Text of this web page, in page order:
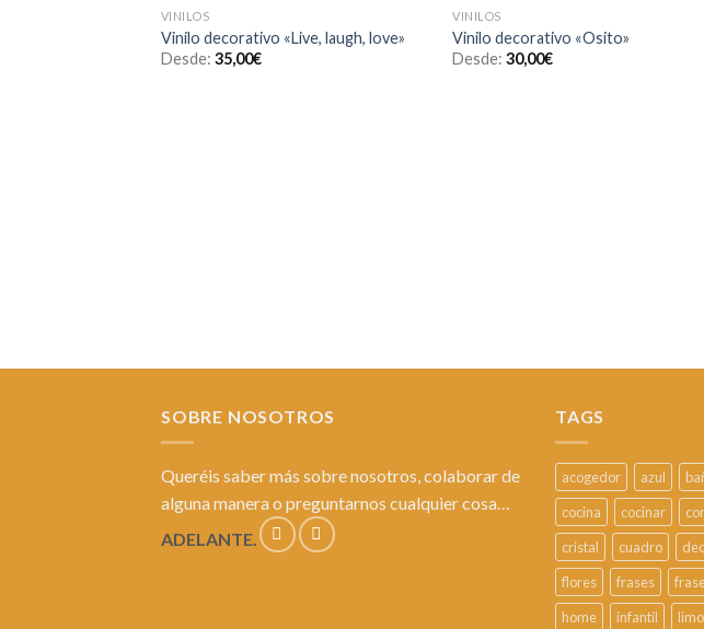
a la
VINILOS
Vinilo decorativo «Live, laugh, love»
Desde: 35,00€
VINILOS
Vinilo decorativo «Osito»
Desde:30,00€
SOBRE NOSOTROS
Queréis saber más sobre nosotros, colaborar de
alguna manera o preguntarnos cualquier cosa…
ADELANTE.
TAGS
acogedor azul
cocina
cocinar
cristal
cuadro
flores
frases
home
infantil